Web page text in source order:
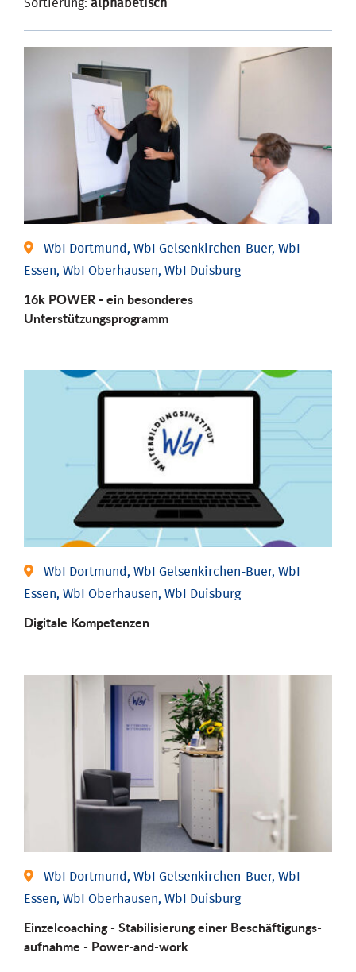
Sortierung: alphabetisch
WbI Dortmund, WbI Gelsenkirchen-Buer, WbI
Essen, WbI Oberhausen, WbI Duisburg
16k POWER - ein besonderes
Unterstützungsprogramm
WbI Dortmund, WbI Gelsenkirchen-Buer, WbI
Essen, WbI Oberhausen, WbI Duisburg
Digitale Kompetenzen
WbI Dortmund, WbI Gelsenkirchen-Buer, WbI
Essen, WbI Oberhausen, WbI Duisburg
Einzel­coaching - Stabili­sierung einer Be­schäftigungs­
aufnahme - Power-and-work